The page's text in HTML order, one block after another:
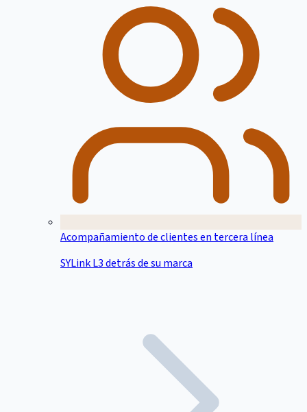
Acompañamiento de clientes en tercera línea
SYLink L3 detrás de su marca